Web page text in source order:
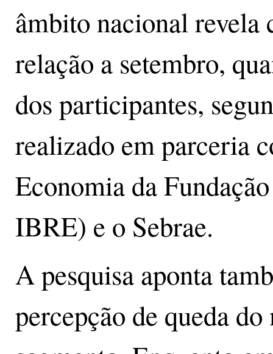
âmbito nacional revela
relação a setembro,
dos participantes,
realizado em parceria
Economia da
IBRE) e o Sebrae.
A pesquisa aponta
percepção de queda